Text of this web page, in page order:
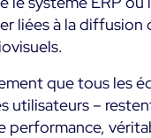
liées à la diffusion
que tous les
utilisateurs –
performance,